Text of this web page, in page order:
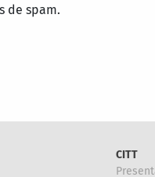
de spam.
CITT